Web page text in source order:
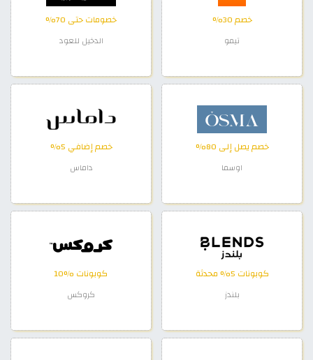
خصم 30%
تيمو
خصومات حتى 70%
الدخيل للعود
خصم يصل إلى 80%
اوسما
خصم إضافي 5%
داماس
كوبونات 5% محدثة
بلندز
كوبونات %10
كروكس